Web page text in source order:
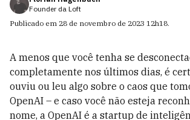
Founder da Loft
Publicado em 28 de novembro de 2023 12h18.
A menos que você tenha se
completamente nos últimos dias, é
ouviu ou leu algo sobre o caos que
OpenAI – e caso você não esteja
nome, a OpenAI é a startup de